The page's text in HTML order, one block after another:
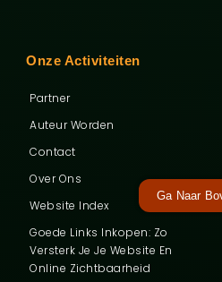
Ga Naar
Onze Activiteiten
Partner
Auteur Worden
Contact
Over Ons
Website Index
Goede Links Inkopen: Zo
Versterk Je Je Website En
Online Zichtbaarheid